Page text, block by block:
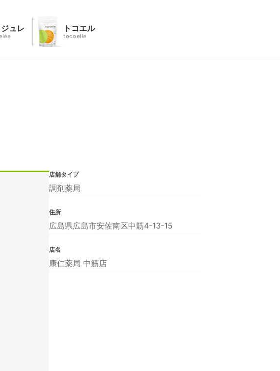
ュレ トコエル
tocoelle
店舗タイプ
調剤薬局
住所
広島県広島市安佐南区中筋4-13-15
店名
康仁薬局 中筋店